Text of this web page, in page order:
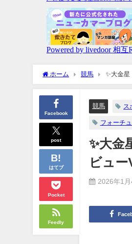
ホーム 競馬 ✨大金
Facebook
post
はてブ
Pocket
Feedly
競馬 ス
フォーチ
✨大金
ビュー
2026年1月